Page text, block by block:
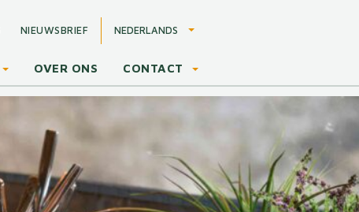
NIEUWSBRIEF NEDERLANDS
OVER ONS CONTACT